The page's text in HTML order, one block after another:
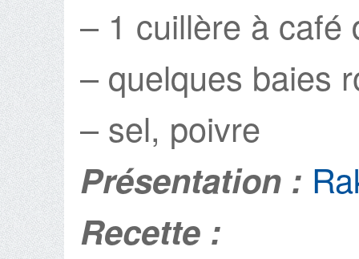
– 1 cuillère à café
– quelques baies
– sel, poivre
Présentation :
Recette :